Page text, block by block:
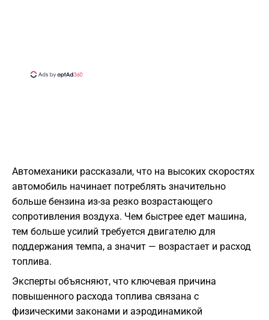
Автомеханики рассказали, что на высоких скоростях
автомобиль начинает потреблять значительно
больше бензина из-за резко возрастающего
сопротивления воздуха. Чем быстрее едет машина,
тем больше усилий требуется двигателю для
поддержания темпа, а значит — возрастает и расход
топлива.
Эксперты объясняют, что ключевая причина
повышенного расхода топлива связана с
физическими законами и аэродинамикой